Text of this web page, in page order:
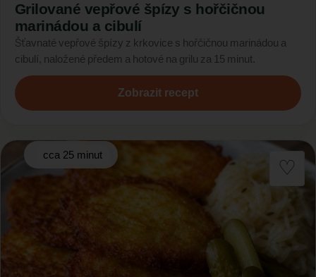
Grilované vepřové špízy s hořčičnou
marinádou a cibulí
Šťavnaté vepřové špízy z krkovice s hořčičnou marinádou a
cibulí, naložené předem a hotové na grilu za 15 minut.
Zobrazit recept
cca 25 minut